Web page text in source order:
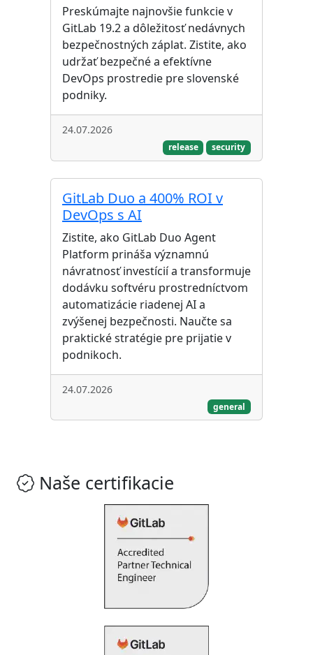
Preskúmajte najnovšie funkcie v
GitLab 19.2 a dôležitosť nedávnych
bezpečnostných záplat. Zistite, ako
udržať bezpečné a efektívne
DevOps prostredie pre slovenské
podniky.
24.07.2026
release security
GitLab Duo a 400% ROI v
DevOps s AI
Zistite, ako GitLab Duo Agent
Platform prináša významnú
návratnosť investícií a transformuje
dodávku softvéru prostredníctvom
automatizácie riadenej AI a
zvýšenej bezpečnosti. Naučte sa
praktické stratégie pre prijatie v
podnikoch.
24.07.2026
general
Naše certifikacie